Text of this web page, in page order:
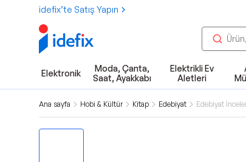
idefix’te Satış Yapın
Elektronik
Moda, Çanta,
Saat, Ayakkabı
Elektrikli Ev
Aletleri
Ana sayfa Hobi & Kültür Kitap Edebiyat Edebiyat